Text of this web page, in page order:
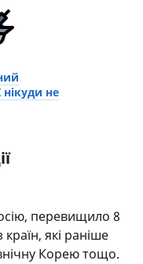
нікуди не
перевищило 8
які раніше
Корею тощо.